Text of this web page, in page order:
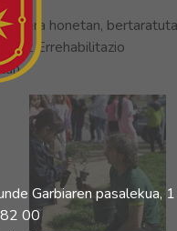
Garbiaren pasalekua,
00
honetan,
Errehabilitazio